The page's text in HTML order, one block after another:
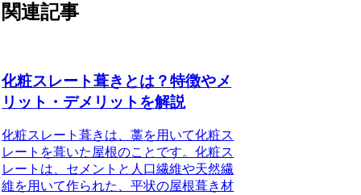
関連記事
化粧スレート葺きとは？特徴やメ
リット・デメリットを解説
化粧スレート葺きは、藁を用いて化粧ス
レートを葺いた屋根のことです。化粧ス
レートは、セメントと人口繊維や天然繊
維を用いて作られた、平状の屋根葺き材